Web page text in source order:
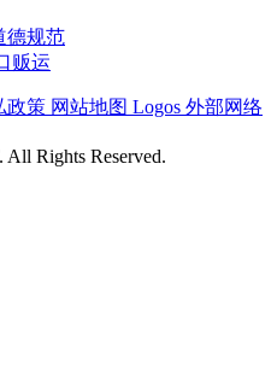
德规范
贩运
政策 网站地图 Logos 外部网络
Rights Reserved.